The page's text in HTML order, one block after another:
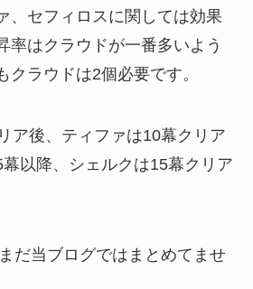
、セフィロスに関しては効果
率はクラウドが一番多いよう
クラウドは2個必要です。
ア後、ティファは10幕クリア
以降、シェルクは15幕クリア
だ当ブログではまとめてませ